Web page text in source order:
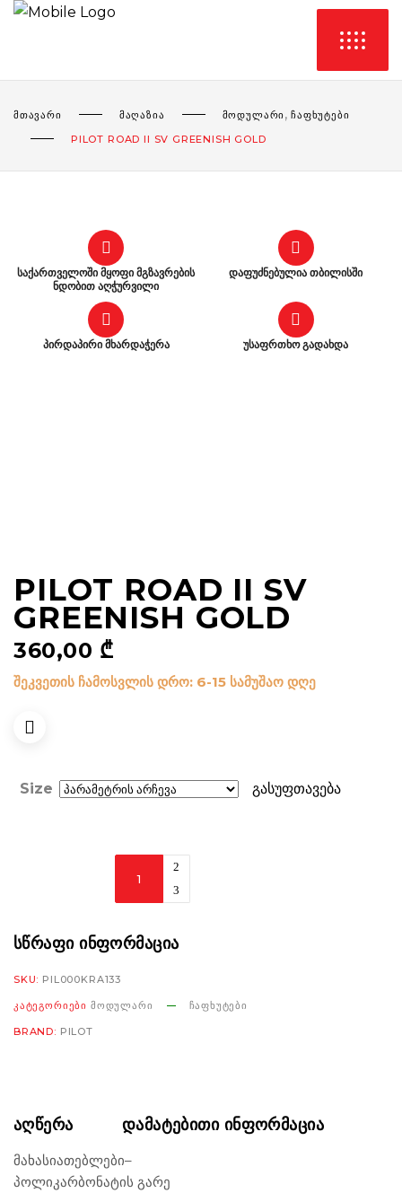
ᲛᲗᲐᲕᲐᲠᲘ ᲛᲐᲦᲐᲖᲘᲐ ᲛᲝᲓᲣᲚᲐᲠᲘ,ᲩᲐᲤᲮᲣᲢᲔᲑᲘ
PILOT ROAD II SV GREENISH GOLD
საქართველოში მყოფი მგზავრების
ნდობით აღჭურვილი
დაფუძნებულია თბილისში
პირდაპირი მხარდაჭერა უსაფრთხო გადახდა
PILOT ROAD II SV
GREENISH GOLD
360,00 ₾
შეკვეთის ჩამოსვლის დრო: 6-15 სამუშაო დღე
Size გასუფთავება
SV
gold
რაოდენობა
ᲡᲬᲠᲐᲤᲘ ᲘᲜᲤᲝᲠᲛᲐᲪᲘᲐ
SKU: PIL000KRA133
ᲙᲐᲢᲔᲒᲝᲠᲘᲔᲑᲘ ᲛᲝᲓᲣᲚᲐᲠᲘ ᲩᲐᲤᲮᲣᲢᲔᲑᲘ
BRAND: PILOT
ᲐᲦᲬᲔᲠᲐ ᲓᲐᲛᲐᲢᲔᲑᲘᲗᲘ ᲘᲜᲤᲝᲠᲛᲐᲪᲘᲐ
მახასიათებლები–
პოლიკარბონატის გარე